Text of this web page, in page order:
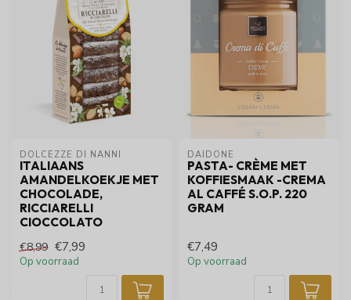
DOLCEZZE DI NANNI
ITALIAANS
AMANDELKOEKJE MET
CHOCOLADE,
RICCIARELLI
CIOCCOLATO
€8,99 €7,99
Op voorraad
DAIDONE
PASTA- CRÈME MET
KOFFIESMAAK -CREMA
AL CAFFÉ S.O.P. 220
GRAM
€7,49
Op voorraad